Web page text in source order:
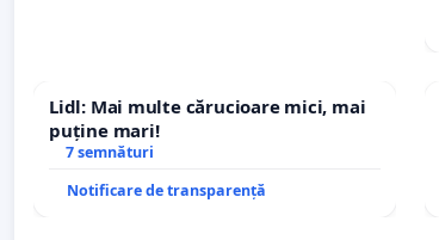
Lidl: Mai multe cărucioare mici, mai
puține mari!
7 semnături
Notificare de transparență